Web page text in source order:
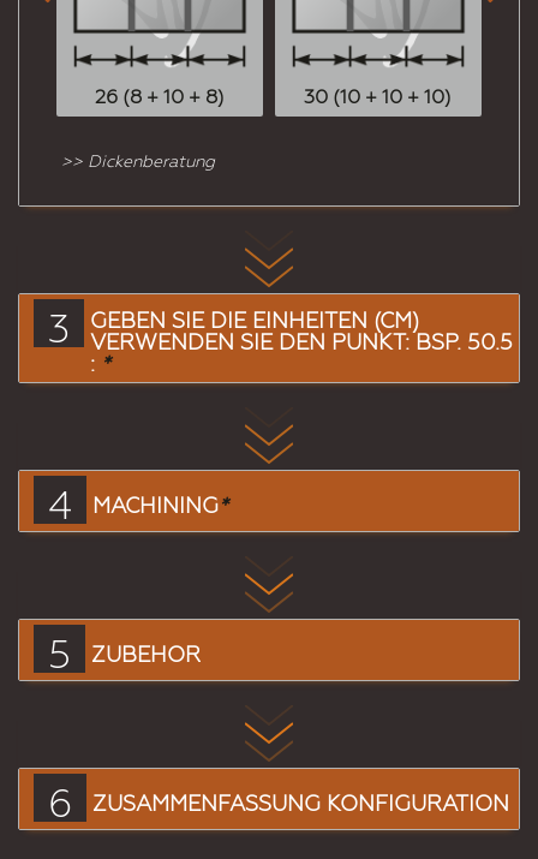
26 (8 + 10 + 8) 30 (10 + 10 + 10)
>> Dickenberatung
3
GEBEN SIE DIE EINHEITEN (CM)
VERWENDEN SIE DEN PUNKT: BSP. 50.5
: *
4 MACHINING*
5 ZUBEHÖR
6 ZUSAMMENFASSUNG KONFIGURATION